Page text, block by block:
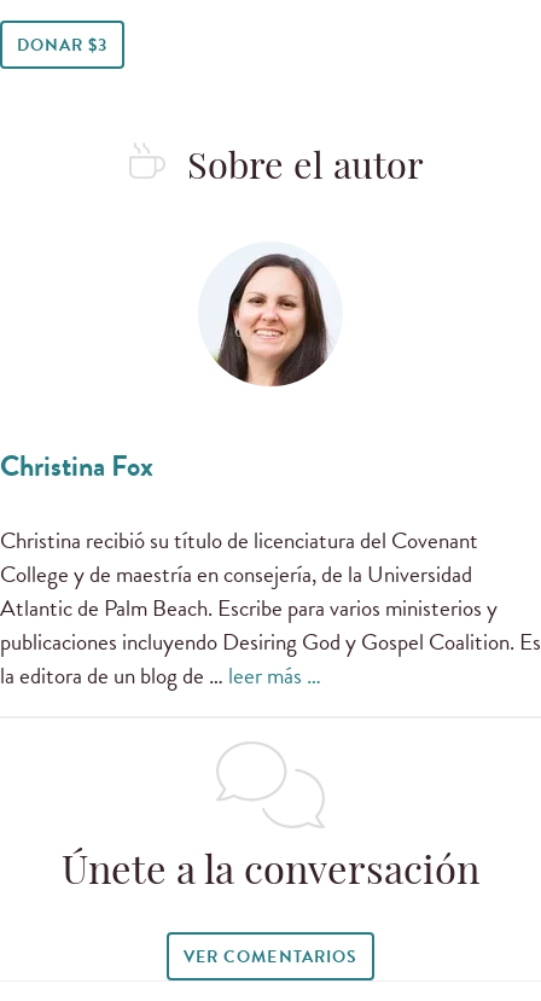
DONAR $3
Sobre el autor
Christina Fox
Christina recibió su título de licenciatura del Covenant
College y de maestría en consejería, de la Universidad
Atlantic de Palm Beach. Escribe para varios ministerios y
publicaciones incluyendo Desiring God y Gospel Coalition. Es
la editora de un blog de … leer más …
Únete a la conversación
VER COMENTARIOS